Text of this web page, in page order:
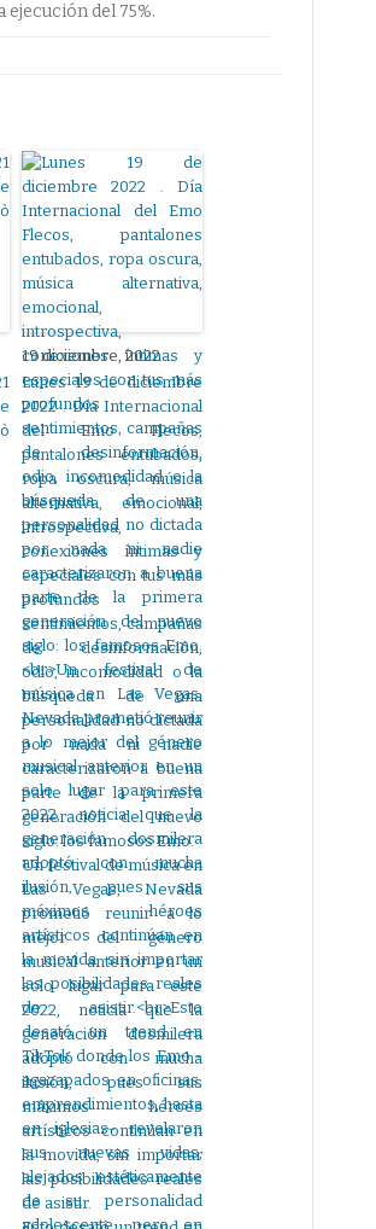
del 75%.
19 diciembre, 2022
Lunes 19 de diciembre
2022 . Día Internacional
del Emo Flecos,
pantalones entubados,
ropa oscura, música
alternativa, emocional,
introspectiva,
conexiones íntimas y
especiales con tus más
profundos
sentimientos, campañas
de desinformación,
odio, incomodidad o la
búsqueda de una
personalidad no dictada
por nada ni nadie
caracterizaron a buena
parte de la primera
generación del nuevo
siglo: los famosos Emo.
Un festival de música en
Las Vegas, Nevada
prometió reunir a lo
mejor del género
musical anterior en un
solo lugar para este
2022, noticia que la
generación dosmilera
adoptó con mucha
ilusión, pues sus
máximos héroes
artísticos continúan en
la movida, sin importar
las posibilidades reales
de asistir.